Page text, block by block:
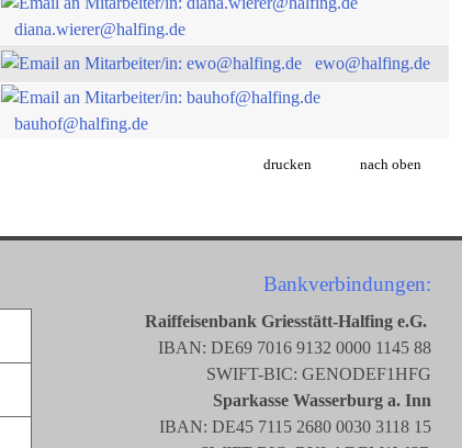
diana.wierer@halfing.de
ewo@halfing.de
bauhof@halfing.de
drucken nach oben
Bankverbindungen:
Raiffeisenbank Griesstätt-Halfing e.G.
IBAN: DE69 7016 9132 0000 1145 88
SWIFT-BIC: GENODEF1HFG
Sparkasse Wasserburg a. Inn
IBAN: DE45 7115 2680 0030 3118 15